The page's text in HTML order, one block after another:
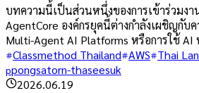
บทความนี้เป็นส่วนหนึ่งของการเข้าร่วมง
AgentCore องค์กรยุคนี้ต่างกำลังเผชิญกั
Multi-Agent AI Platforms หรือการใช้
Classmethod Thailand AWS Thai
ppongsatorn-thaseesuk
2026.06.19